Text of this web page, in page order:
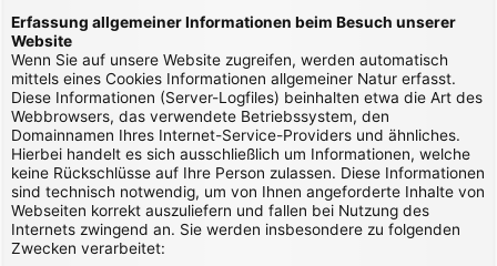
Erfassung allgemeiner Informationen beim Besuch unserer
Website
Wenn Sie auf unsere Website zugreifen, werden automatisch
mittels eines Cookies Informationen allgemeiner Natur erfasst.
Diese Informationen (Server-Logfiles) beinhalten etwa die Art des
Webbrowsers, das verwendete Betriebssystem, den
Domainnamen Ihres Internet-Service-Providers und ähnliches.
Hierbei handelt es sich ausschließlich um Informationen, welche
keine Rückschlüsse auf Ihre Person zulassen. Diese Informationen
sind technisch notwendig, um von Ihnen angeforderte Inhalte von
Webseiten korrekt auszuliefern und fallen bei Nutzung des
Internets zwingend an. Sie werden insbesondere zu folgenden
Zwecken verarbeitet: